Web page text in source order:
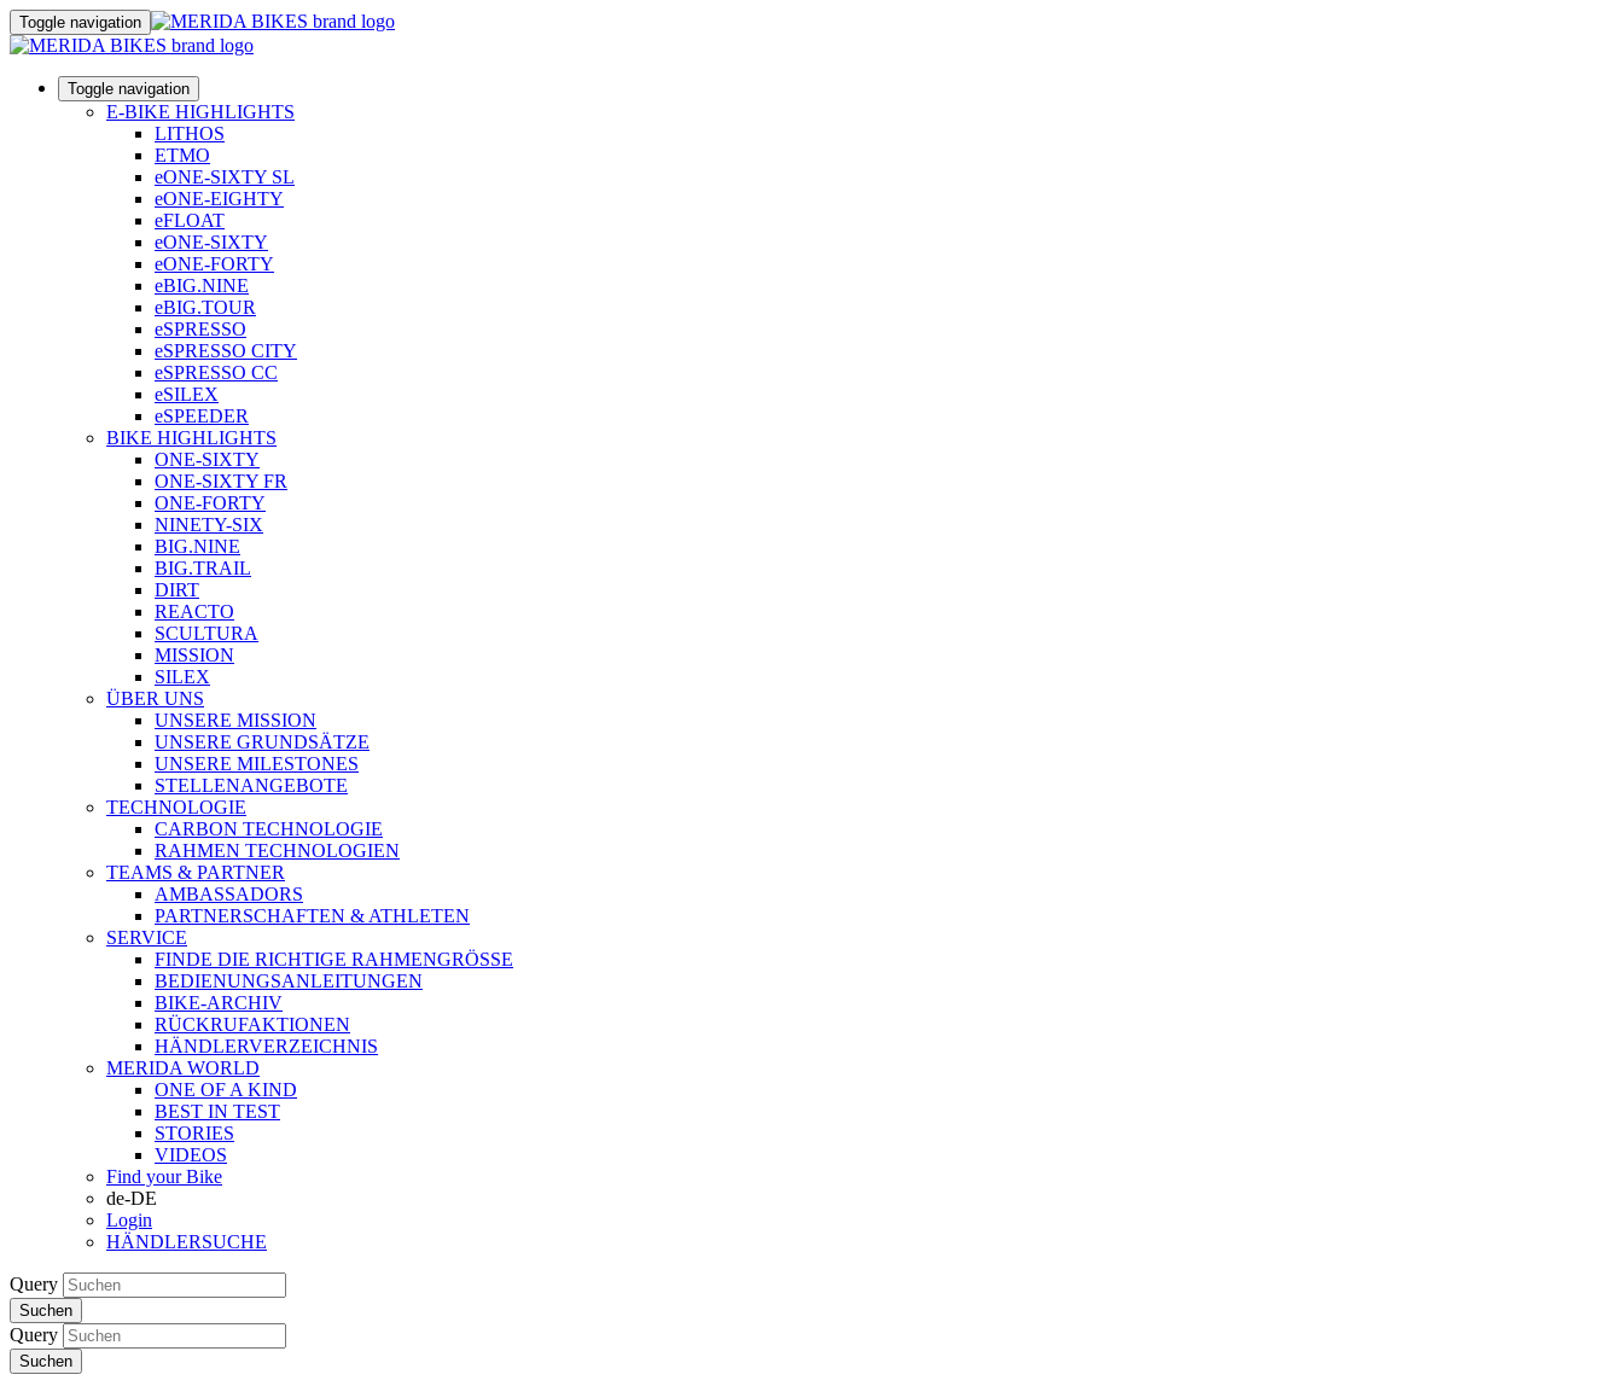
Toggle navigation
Toggle navigation
E-BIKE HIGHLIGHTS
LITHOS
ETMO
eONE-SIXTY SL
eONE-EIGHTY
eFLOAT
eONE-SIXTY
eONE-FORTY
eBIG.NINE
eBIG.TOUR
eSPRESSO
eSPRESSO CITY
eSPRESSO CC
eSILEX
eSPEEDER
BIKE HIGHLIGHTS
ONE-SIXTY
ONE-SIXTY FR
ONE-FORTY
NINETY-SIX
BIG.NINE
BIG.TRAIL
DIRT
REACTO
SCULTURA
MISSION
SILEX
ÜBER UNS
UNSERE MISSION
UNSERE GRUNDSÄTZE
UNSERE MILESTONES
STELLENANGEBOTE
TECHNOLOGIE
CARBON TECHNOLOGIE
RAHMEN TECHNOLOGIEN
TEAMS & PARTNER
AMBASSADORS
PARTNERSCHAFTEN & ATHLETEN
SERVICE
FINDE DIE RICHTIGE RAHMENGRÖSSE
BEDIENUNGSANLEITUNGEN
BIKE-ARCHIV
RÜCKRUFAKTIONEN
HÄNDLERVERZEICHNIS
MERIDA WORLD
ONE OF A KIND
BEST IN TEST
STORIES
VIDEOS
Find your Bike
de-DE
Login
HÄNDLERSUCHE
Query
Suchen
Query
Suchen